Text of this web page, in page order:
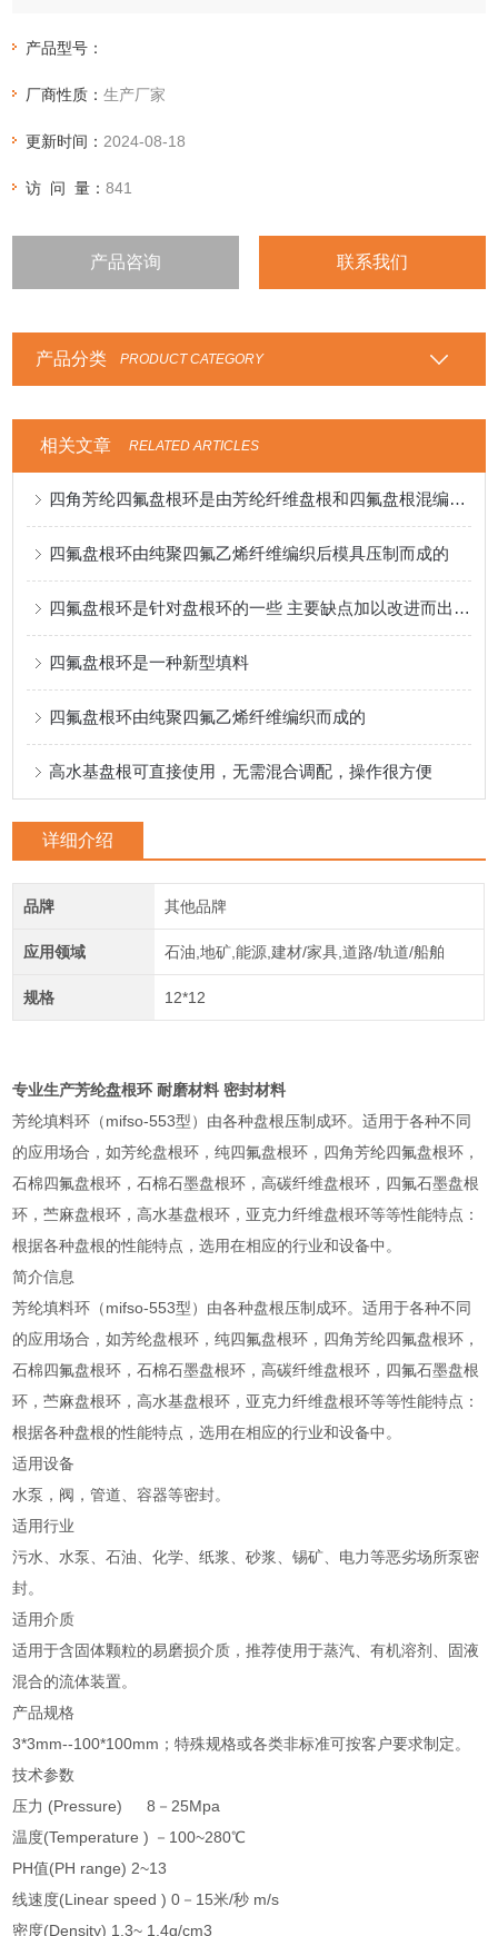
环，四氟石墨盘根环，苎麻盘根环，高水基盘根环，亚克力纤
应的行业和设备中。
产品型号：
厂商性质：生产厂家
更新时间： 2024-08-18
访 问 量：841
产品咨询 联系我们
产品分类 PRODUCT CATEGORY
相关文章 RELATED ARTICLES
四角芳纶四氟盘根环是由芳纶纤维盘根和四氟盘根混编而成
四氟盘根环由纯聚四氟乙烯纤维编织后模具压制而成的
四氟盘根环是针对盘根环的一些 主要缺点加以改进而出现的
四氟盘根环是一种新型填料
四氟盘根环由纯聚四氟乙烯纤维编织而成的
高水基盘根可直接使用，无需混合调配，操作很方便
详细介绍
品牌 其他品牌
应用领域 石油,地矿,能源,建材/家具,道路/轨道/船舶
规格 12*12
专业生产芳纶盘根环 耐磨材料 密封材料
芳纶填料环（mifso-553型）由各种盘根压制成环。适用于各种不同
的应用场合，如芳纶盘根环，纯四氟盘根环，四角芳纶四氟盘根环，
石棉四氟盘根环，石棉石墨盘根环，高碳纤维盘根环，四氟石墨盘根
环，苎麻盘根环，高水基盘根环，亚克力纤维盘根环等等性能特点：
根据各种盘根的性能特点，选用在相应的行业和设备中。
简介信息
芳纶填料环（mifso-553型）由各种盘根压制成环。适用于各种不同
的应用场合，如芳纶盘根环，纯四氟盘根环，四角芳纶四氟盘根环，
石棉四氟盘根环，石棉石墨盘根环，高碳纤维盘根环，四氟石墨盘根
环，苎麻盘根环，高水基盘根环，亚克力纤维盘根环等等性能特点：
根据各种盘根的性能特点，选用在相应的行业和设备中。
适用设备
水泵，阀，管道、容器等密封。
适用行业
污水、水泵、石油、化学、纸浆、砂浆、锡矿、电力等恶劣场所泵密
封。
适用介质
适用于含固体颗粒的易磨损介质，推荐使用于蒸汽、有机溶剂、固液
混合的流体装置。
产品规格
3*3mm--100*100mm；特殊规格或各类非标准可按客户要求制定。
技术参数
压力 (Pressure) 8－25Mpa
温度(Temperature ) －100~280℃
PH值(PH range) 2~13
线速度(Linear speed ) 0－15米/秒 m/s
密度(Density) 1.3~ 1.4g/cm3